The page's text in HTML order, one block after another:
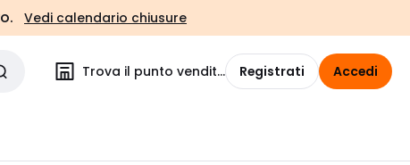
Vedi calendario chiusure
Trova il punto vendita Registrati Accedi